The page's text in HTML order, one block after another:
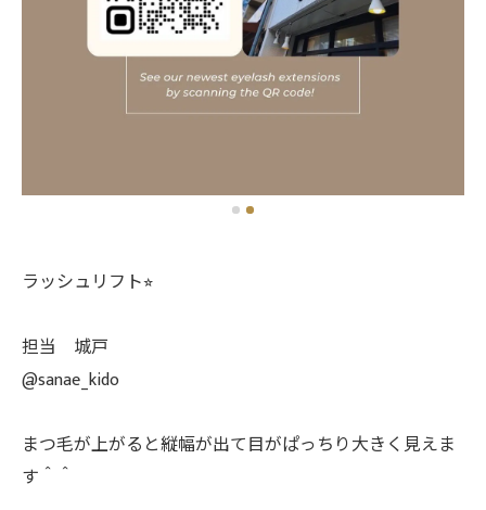
ラッシュリフト⭐︎
担当 城戸
@sanae_kido
まつ毛が上がると縦幅が出て目がぱっちり大きく見えま
す＾＾